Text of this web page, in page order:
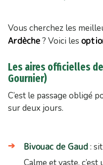
Vous cherchez les
Ardèche? Voici les
Les aires officielles
Gournier)
C’est le passage obligé
sur deux jours.
Bivouac de Gaud: